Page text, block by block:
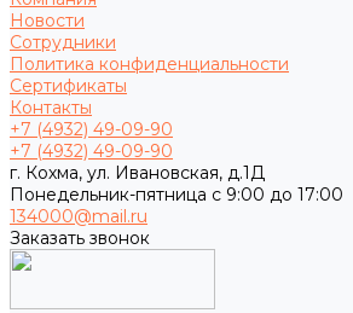
Новости
Сотрудники
Политика конфиденциальности
Сертификаты
Контакты
+7 (4932) 49-09-90
+7 (4932) 49-09-90
г. Кохма, ул. Ивановская, д.1Д
Понедельник-пятница с 9:00 до 17:00
134000@mail.ru
Заказать звонок